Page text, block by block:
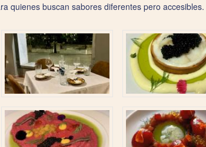
quienes buscan sabores diferentes pero accesibles.